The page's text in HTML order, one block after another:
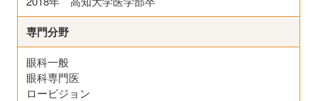
専門分野
眼科一般
眼科専門医
ロービジョン